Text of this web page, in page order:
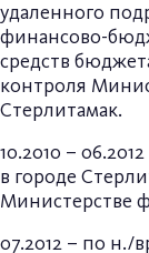
удаленного
финансово-
средств
контроля
Стерлитамак.
10.2010 –
в городе
Министерстве
07.2012 – по н./